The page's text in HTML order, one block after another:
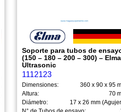
Soporte para tubos de
(150 – 180 – 200 – 300) – Elma
Ultrasonic
1112123
Dimensiones:
360 x 90 x 95
Altura:
70
Diámetro:
17 x 26 mm